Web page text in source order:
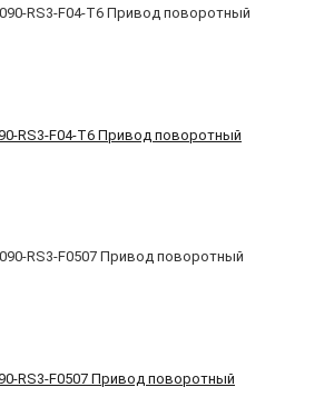
RS3-F04-T6 Привод поворотный
RS3-F0507 Привод поворотный